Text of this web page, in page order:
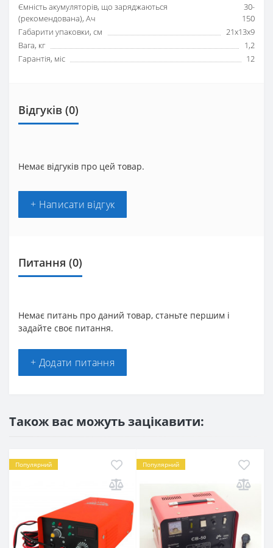
Ємність акумуляторів, що заряджаються
(рекомендована), Ач
30-
150
Габарити упаковки, см
21х13х9
Вага, кг
1,2
Гарантія, міс
12
Відгуків (0)
Немає відгуків про цей товар.
+ Написати відгук
Питання (0)
Немає питань про даний товар, станьте першим і
задайте своє питання.
+ Додати питання
Також вас можуть зацікавити:
Популярний Популярний